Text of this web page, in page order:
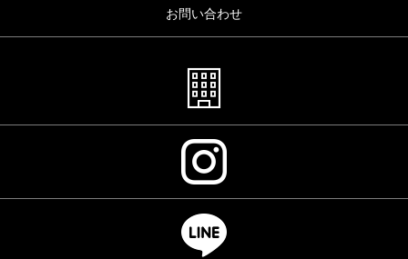
お問い合わせ